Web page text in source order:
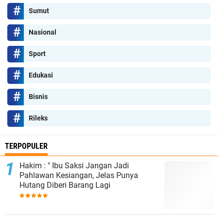
Sumut
Nasional
Sport
Edukasi
Bisnis
Rileks
TERPOPULER
Hakim : " Ibu Saksi Jangan Jadi
Pahlawan Kesiangan, Jelas Punya
Hutang Diberi Barang Lagi